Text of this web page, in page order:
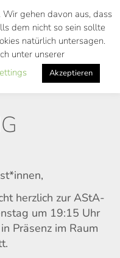
herzlich zur AStA-
um 19:15 Uhr
Präsenz im Raum
gehen davon aus, dass
dem nicht so sein sollte
natürlich untersagen.
unter unserer
Akzeptieren